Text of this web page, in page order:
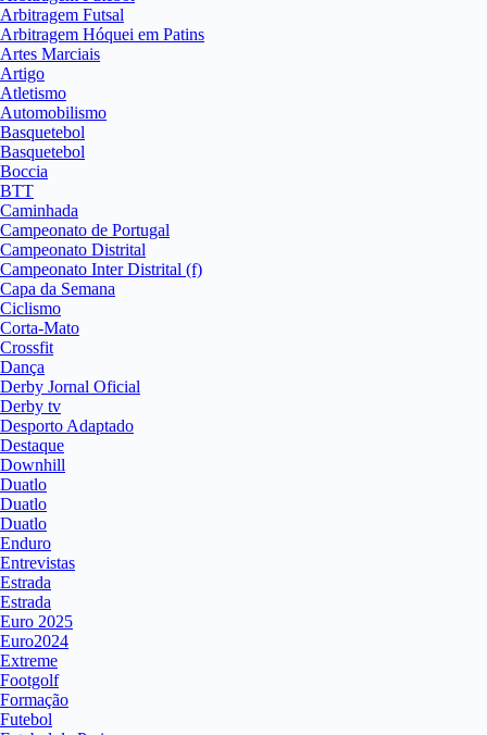
Arbitragem Futsal
Arbitragem Hóquei em Patins
Artes Marciais
Artigo
Atletismo
Automobilismo
Basquetebol
Basquetebol
Boccia
BTT
Caminhada
Campeonato de Portugal
Campeonato Distrital
Campeonato Inter Distrital (f)
Capa da Semana
Ciclismo
Corta-Mato
Crossfit
Dança
Derby Jornal Oficial
Derby tv
Desporto Adaptado
Destaque
Downhill
Duatlo
Duatlo
Duatlo
Enduro
Entrevistas
Estrada
Estrada
Euro 2025
Euro2024
Extreme
Footgolf
Formação
Futebol